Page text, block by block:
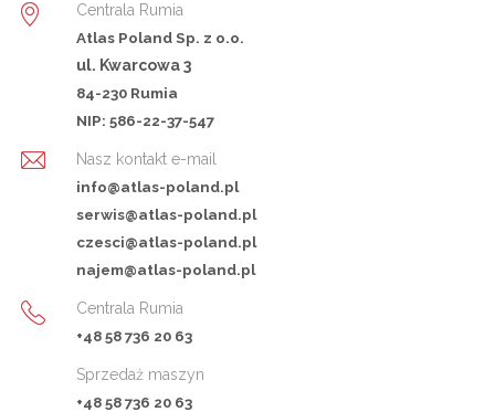
Centrala Rumia
Atlas Poland Sp. z o.o.
ul. Kwarcowa 3
84-230 Rumia
NIP: 586-22-37-547
Nasz kontakt e-mail
info@atlas-poland.pl
serwis@atlas-poland.pl
czesci@atlas-poland.pl
najem@atlas-poland.pl
Centrala Rumia
+48 58 736 20 63
Sprzedaż maszyn
+48 58 736 20 63